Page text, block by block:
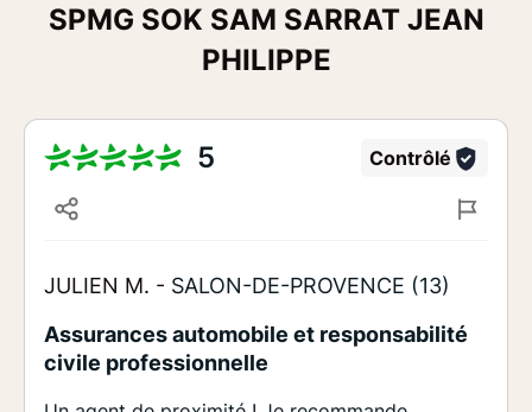
SPMG SOK SAM SARRAT JEAN
PHILIPPE
5 Contrôlé
JULIEN M. - SALON-DE-PROVENCE (13)
Assurances automobile et responsabilité
civile professionnelle